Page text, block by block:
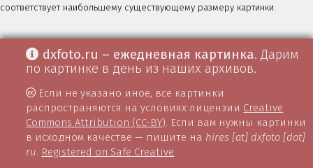
соответствует наибольшему существующему размеру картинки.
dxfoto.ru – ежедневная картинка. Дарим
по картинке в день из наших архивов.
Если не указано иное, все картинки
распространяются на условиях лицензии Creative
Commons Attribution (CC-BY) . Если вам нужны картинки
в исходном качестве — пишите на hires [at] dxfoto [dot]
ru Registered on Safe Creative